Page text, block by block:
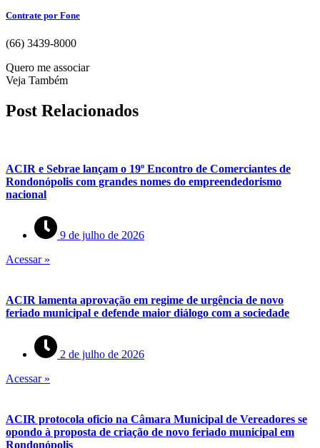
Contrate por Fone
(66) 3439-8000
Quero me associar
Veja Também
Post Relacionados
ACIR e Sebrae lançam o 19º Encontro de Comerciantes de
Rondonópolis com grandes nomes do empreendedorismo
nacional
9 de julho de 2026
Acessar »
ACIR lamenta aprovação em regime de urgência de novo
feriado municipal e defende maior diálogo com a sociedade
2 de julho de 2026
Acessar »
ACIR protocola oficio na Câmara Municipal de Vereadores se
opondo à proposta de criação de novo feriado municipal em
Rondonópolis